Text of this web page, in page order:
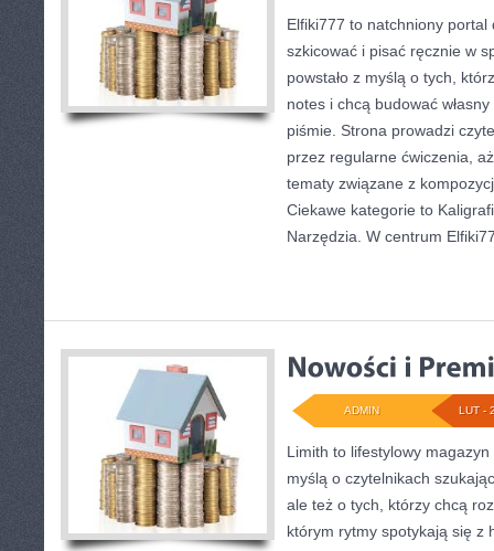
Elfiki777 to natchniony
szkicować i pisać ręcznie w
powstało z myślą o tych,
notes i chcą budować
piśmie. Strona prowadzi
przez regularne ćwiczenia,
tematy związane z
Ciekawe kategorie to
Narzędzia. W centrum
LUT -
ADMIN
Limith to lifestylowy
myślą o czytelnikach
ale też o tych, którzy chcą
którym rytmy spotykają się z